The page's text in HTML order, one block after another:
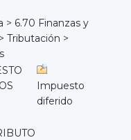
> 6.70 Finanzas y
> Tributación >
Impuesto
diferido